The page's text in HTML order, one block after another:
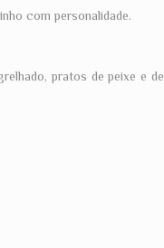
com personalidade.
pratos de peixe e de